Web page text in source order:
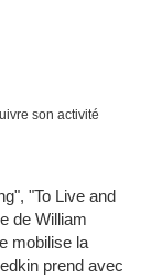
son activité
"To Live and
de William
mobilise la
prend avec